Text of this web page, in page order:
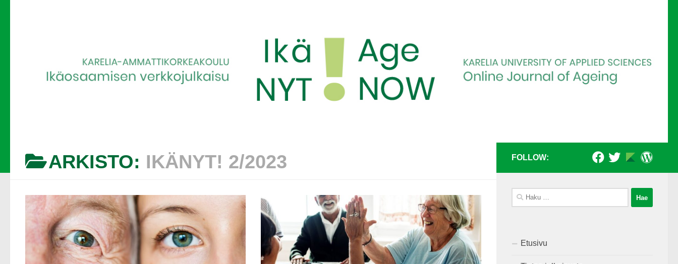
ARKISTO: IKÄNYT! 2/2023 FOLLOW:
Haku:
Etusivu